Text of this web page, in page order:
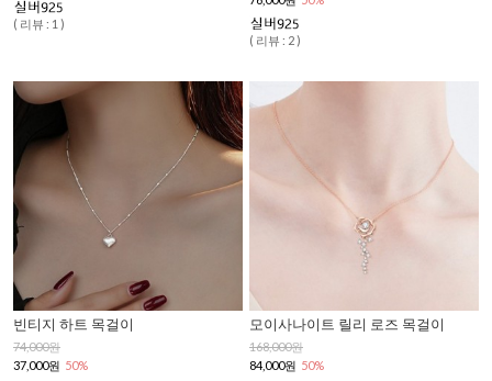
( 리뷰 : 1 )
( 리뷰 : 2 )
빈티지 하트 목걸이
74,000원
37,000원 50%
모이사나이트 릴리 로즈 목걸이
168,000원
84,000원 50%